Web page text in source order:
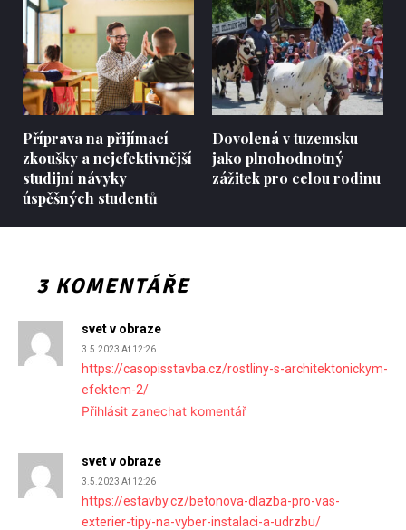
Příprava na přijímací
zkoušky a nejefektivnější
studijní návyky
úspěšných studentů
Dovolená v tuzemsku
jako plnohodnotný
zážitek pro celou rodinu
3 KOMENTÁŘE
svet v obraze
3.5.2023 At 12:26
https://casopisstavba.cz/rostliny-s-architektonickym-
efektem-2/
Přihlásit zanechat komentář
svet v obraze
3.5.2023 At 12:26
https://estavby.cz/betonova-dlazba-pro-vas-
exterier-tipy-na-vyber-instalaci-a-udrzbu/